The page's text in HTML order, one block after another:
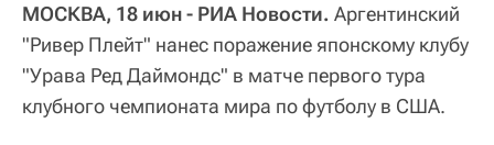
МОСКВА, 18 июн - РИА Новости. Аргентинский
"Ривер Плейт" нанес поражение японскому клубу
"Урава Ред Даймондс" в матче первого тура
клубного чемпионата мира по футболу в США.